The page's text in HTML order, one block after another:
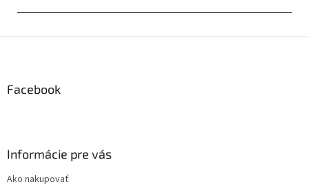
Facebook
Informácie pre vás
Ako nakupovať